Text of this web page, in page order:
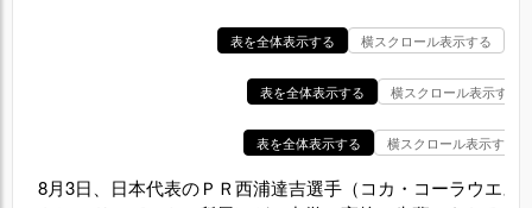
表を全体表示する 横スクロール表示する
表を全体表示する 横スクロール表示する
表を全体表示する 横スクロール表示する
8月3日、日本代表のＰＲ西浦達吉選手（コカ・コーラウエス